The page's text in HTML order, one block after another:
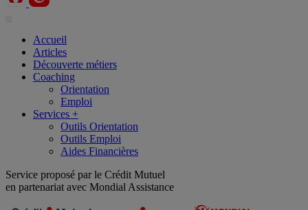
Accueil
Articles
Découverte métiers
Coaching
Orientation
Emploi
Services +
Outils Orientation
Outils Emploi
Aides Financières
Service proposé par le Crédit Mutuel
en partenariat avec Mondial Assistance